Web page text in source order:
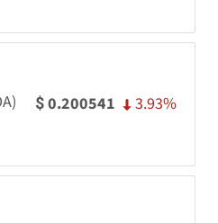
$0.200541 3.93%